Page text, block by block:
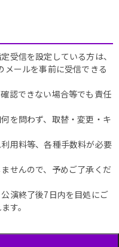
受信を設定している方は、
ールを事前に受信できる
認できない場合等でも責任
を問わず、取替・変更・キ
用料等、各種手数料が必要
せんので、予めご了承くだ
演終了後7日内を目処にご
す。